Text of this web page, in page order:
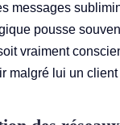
messages
pousse
vraiment
malgré lui un client